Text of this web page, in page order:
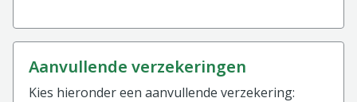
aanvullende verzekeringen
Kies hieronder een aanvullende verzekering: